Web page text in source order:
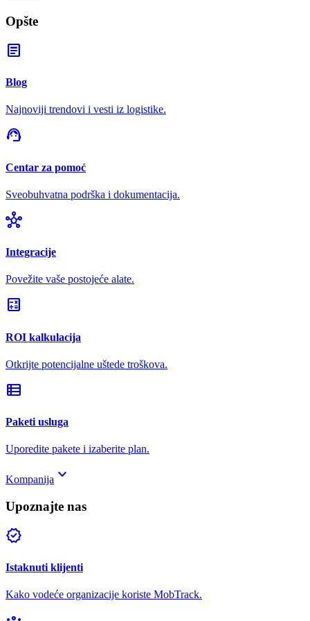
Opšte
article
Blog
Najnoviji trendovi i vesti iz logistike.
support_agent
Centar za pomoć
Sveobuhvatna podrška i dokumentacija.
hub
Integracije
Povežite vaše postojeće alate.
calculate
ROI kalkulacija
Otkrijte potencijalne uštede troškova.
view_list
Paketi usluga
Uporedite pakete i izaberite plan.
Kompanija keyboard_arrow_down
Upoznajte nas
verified
Istaknuti klijenti
Kako vodeće organizacije koriste MobTrack.